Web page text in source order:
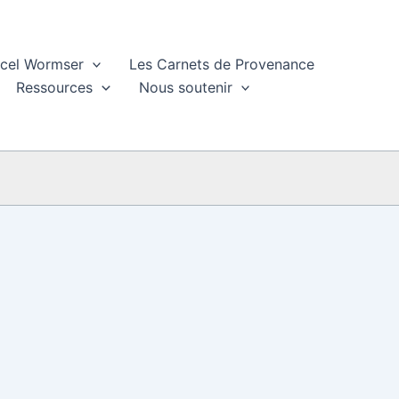
Wormser
Les Carnets de Provenance
Ressources Nous soutenir